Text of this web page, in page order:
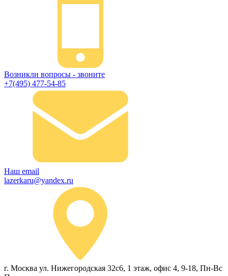
Возникли вопросы - звоните
+7(495) 477-54-85
Наш email
lazerkaru@yandex.ru
г. Москва ул. Нижегородская 32с6, 1 этаж, офис 4, 9-18, Пн-Вс